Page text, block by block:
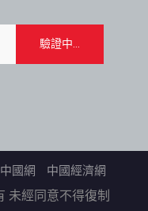
中國網 中國經濟網
未經同意不得復制